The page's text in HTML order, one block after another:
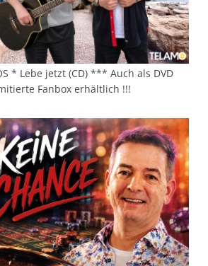
* Lebe jetzt (CD) *** Auch als DVD
Fanbox erhältlich !!!